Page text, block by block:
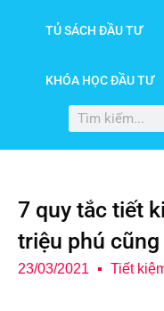
TỦ SÁCH ĐẦU TƯ
KHÓA HỌC ĐẦU TƯ
7 quy tắc tiết
triệu phú cũng
23/03/2021 Tiết